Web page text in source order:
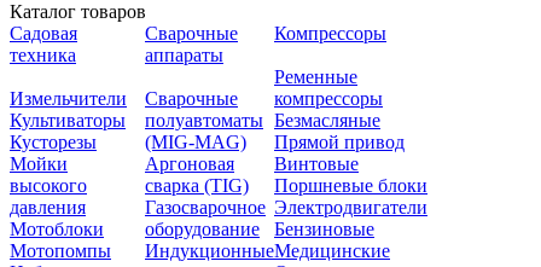
Каталог товаров
Садовая
техника
Измельчители
Культиваторы
Кусторезы
Мойки
высокого
давления
Мотоблоки
Мотопомпы
Сварочные
аппараты
Сварочные
полуавтоматы
(MIG-MAG)
Аргоновая
сварка (TIG)
Газосварочное
оборудование
Индукционные
Компрессоры
Ременные
компрессоры
Безмасляные
Прямой привод
Винтовые
Поршневые блоки
Электродвигатели
Бензиновые
Медицинские